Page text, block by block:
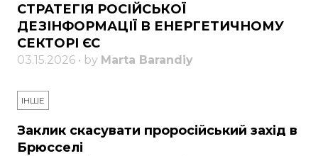
СТРАТЕГІЯ РОСІЙСЬКОЇ
ДЕЗІНФОРМАЦІЇ В ЕНЕРГЕТИЧНОМУ
СЕКТОРІ ЄС
03.15.2026 • by Marta Barandiy
ІНШЕ
Заклик скасувати проросійський захід в
Брюсселі